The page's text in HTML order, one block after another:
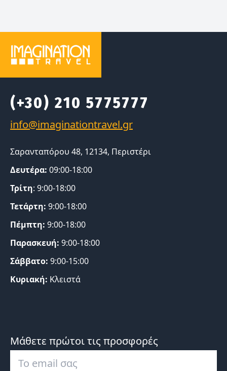
(+30) 210 5775777
Σαρανταπόρου 48, 12134, Περιστέρι
Δευτέρα: 09:00-18:00
Τρίτη: 9:00-18:00
Τετάρτη: 9:00-18:00
Πέμπτη: 9:00-18:00
Παρασκευή: 9:00-18:00
Σάββατο: 9:00-15:00
Κυριακή: Κλειστά
Μάθετε πρώτοι τις προσφορές